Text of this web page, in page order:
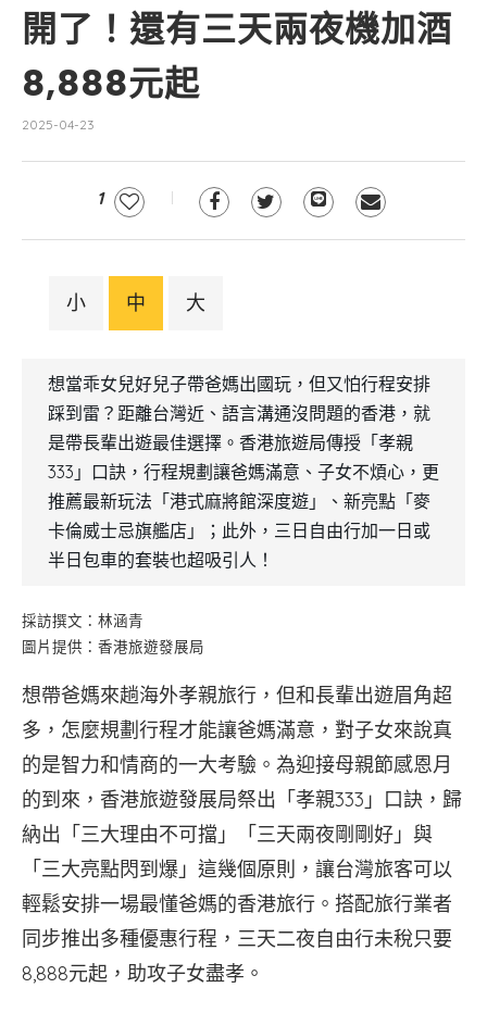
開了！還有三天兩夜機加酒
8,888元起
2025-04-23
1
小 中 大
想當乖女兒好兒子帶爸媽出國玩，但又怕行程安排
踩到雷？距離台灣近、語言溝通沒問題的香港，就
是帶長輩出遊最佳選擇。香港旅遊局傳授「孝親
333」口訣，行程規劃讓爸媽滿意、子女不煩心，更
推薦最新玩法「港式麻將館深度遊」、新亮點「麥
卡倫威士忌旗艦店」；此外，三日自由行加一日或
半日包車的套裝也超吸引人！
採訪撰文：林涵青
圖片提供：香港旅遊發展局
想帶爸媽來趟海外孝親旅行，但和長輩出遊眉角超
多，怎麼規劃行程才能讓爸媽滿意，對子女來說真
的是智力和情商的一大考驗。為迎接母親節感恩月
的到來，香港旅遊發展局祭出「孝親333」口訣，歸
納出「三大理由不可擋」「三天兩夜剛剛好」與
「三大亮點閃到爆」這幾個原則，讓台灣旅客可以
輕鬆安排一場最懂爸媽的香港旅行。搭配旅行業者
同步推出多種優惠行程，三天二夜自由行未稅只要
8,888元起，助攻子女盡孝。